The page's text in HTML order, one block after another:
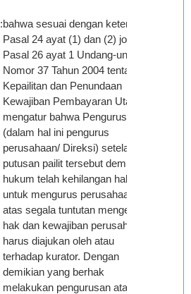
:bahwa sesuai dengan ketentuan
Pasal 24 ayat (1) dan (2) jo.
Pasal 26 ayat 1 Undang-undang
Nomor 37 Tahun 2004 tentang
Kepailitan dan Penundaan
Kewajiban Pembayaran Utang,
mengatur bahwa Pengurus
(dalam hal ini pengurus
perusahaan/ Direksi) setelah
putusan pailit tersebut demi
hukum telah kehilangan haknya
untuk mengurus perusahaan dan
atas segala tuntutan mengenai
hak dan kewajiban perusahaan
harus diajukan oleh atau
terhadap kurator. Dengan
demikian yang berhak
melakukan pengurusan atas